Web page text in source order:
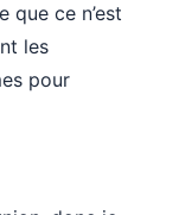
que ce n’est
les
pour